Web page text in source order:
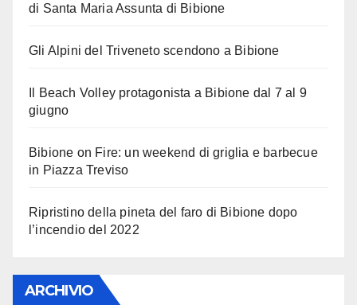
di Santa Maria Assunta di Bibione
Gli Alpini del Triveneto scendono a Bibione
Il Beach Volley protagonista a Bibione dal 7 al 9
giugno
Bibione on Fire: un weekend di griglia e barbecue
in Piazza Treviso
Ripristino della pineta del faro di Bibione dopo
l’incendio del 2022
ARCHIVIO